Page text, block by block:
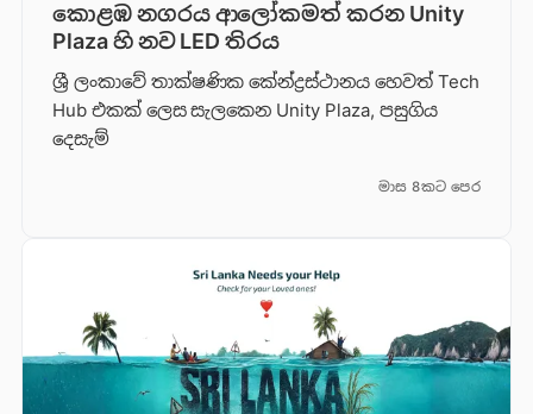
කොළඹ නගරය ආලෝකමත් කරන Unity
Plaza හි නව LED තිරය
ශ්‍රී ලංකාවේ තාක්ෂණික කේන්ද්‍රස්ථානය හෙවත් Tech
Hub එකක් ලෙස සැලකෙන Unity Plaza, පසුගිය
දෙසැම්
මාස 8කට පෙර